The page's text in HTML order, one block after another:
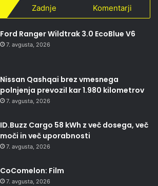
Zadnje Komentarji
Ford Ranger Wildtrak 3.0 EcoBlue V6
7. avgusta, 2026
Nissan Qashqai brez vmesnega
polnjenja prevozil kar 1.980 kilometrov
7. avgusta, 2026
ID.Buzz Cargo 58 kWh z več dosega, več
moči in več uporabnosti
7. avgusta, 2026
CoComelon: Film
7. avgusta, 2026